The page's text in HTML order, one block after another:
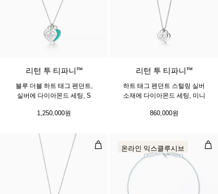
리턴 투 티파니™
블루 더블 하트 태그 펜던트,
실버에 다이아몬드 세팅, S
1,250,000원
리턴 투 티파니™
하트 태그 펜던트 스털링 실버
소재에 다이아몬드 세팅, 미니
860,000원
하트 태그 펜던트, 스털링 실버, 다다
온라인 익스클루시브